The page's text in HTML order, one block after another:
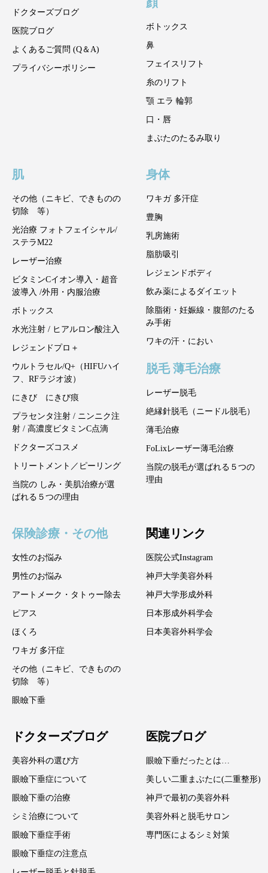
ドクターズブログ
医院ブログ
よくあるご質問 (Q＆A)
プライバシーポリシー
ボトックス
鼻
フェイスリフト
糸のリフト
顎 エラ 輪郭
口・唇
まぶたのたるみ取り
肌
その他（ニキビ、できものの
切除 等）
光治療 フォトフェイシャル/
ステラM22
レーザー治療
ビタミンCイオン導入・超音
波導入 /外用・内服治療
ボトックス
水光注射 / ヒアルロン酸注入
レジェンドプロ＋
ウルトラセル/Q+（HIFUハイ
フ、RFラジオ波）
にきび にきび痕
プラセンタ注射 / ニンニク注
射 / 高濃度ビタミンC点滴
ドクターズコスメ
トリートメント／ピーリング
当院の しみ・美肌治療が選
ばれる５つの理由
身体
ワキガ 多汗症
豊胸
乳房施術
脂肪吸引
レジェンドボディ
飲み薬によるダイエット
除脂術・妊娠線・腹部のたる
み手術
ワキの汗・におい
脱毛 薄毛治療
レーザー脱毛
絶縁針脱毛（ニードル脱毛）
薄毛治療
FoLixレーザー薄毛治療
当院の脱毛が選ばれる５つの
理由
保険診療・その他
女性のお悩み
男性のお悩み
アートメーク・タトゥー除去
ピアス
ほくろ
ワキガ 多汗症
その他（ニキビ、できものの
切除 等）
眼瞼下垂
関連リンク
医院公式Instagram
神戸大学美容外科
神戸大学形成外科
日本形成外科学会
日本美容外科学会
ドクターズブログ
美容外科の選び方
眼瞼下垂症について
眼瞼下垂の治療
シミ治療について
眼瞼下垂症手術
眼瞼下垂症の注意点
医院ブログ
眼瞼下垂だったとは…
美しい二重まぶたに(二重整形)
神戸で最初の美容外科
美容外科と脱毛サロン
専門医によるシミ対策